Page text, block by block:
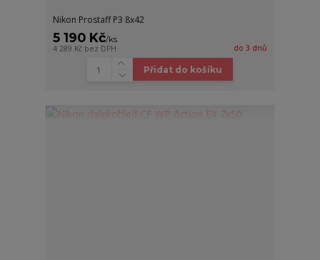
Nikon Prostaff P3 8x42
5 190 Kč/ks
4 289 Kč bez DPH do 3 dnů
Přidat do košíku